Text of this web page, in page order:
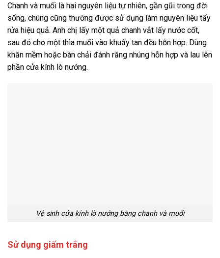
Chanh và muối là hai nguyên liệu tự nhiên, gần gũi trong đời
sống, chúng cũng thường được sử dụng làm nguyên liệu tẩy
rửa hiệu quả. Anh chị lấy một quả chanh vắt lấy nước cốt,
sau đó cho một thìa muối vào khuấy tan đều hỗn hợp. Dùng
khăn mềm hoặc bàn chải đánh răng nhúng hỗn hợp và lau lên
phần cửa kính lò nướng.
Vệ sinh cửa kính lò nướng bằng chanh và muối
Sử dụng giấm trắng